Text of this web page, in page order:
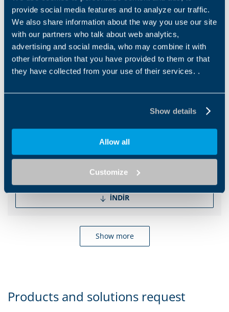
provide social media features and to analyze our traffic.
We also share information about the way you use our site
with our partners who talk about web analytics,
advertising and social media, who may combine it with
other information that you have provided to them or that
they have collected from your use of their services. .
Show details
Allow all
Customize
Electromobility Solutions
EN
Brochure Mining Industry
EN PT
İNDIR
Show more
Products and solutions request